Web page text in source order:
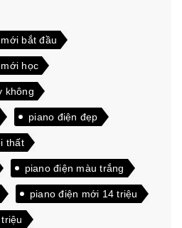
bắt đầu
học
không
piano điện đẹp
thất
piano điện màu trắng
piano điện mới 14 triệu